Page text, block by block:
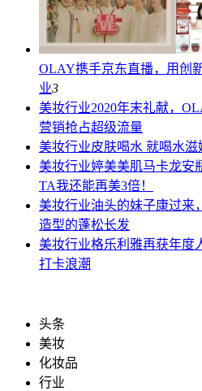
OLAY携手京东直播，用创
业3
美妆行业2020年末礼献，
营销抢占超级流量
美妆行业皮肤喝水 就喝水滋
美妆行业婷美美肌马卡龙安
TA我还能再美3倍！
美妆行业油头的妹子康过来
造型的蓬松长发
美妆行业格乐利雅再获年度
打卡浪潮
头条
美妆
化妆品
行业